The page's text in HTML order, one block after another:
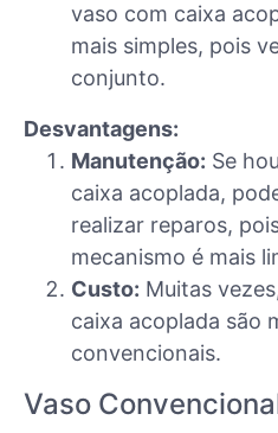
vaso com caixa
mais simples, pois
conjunto.
Desvantagens:
Manutenção: Se
caixa acoplada,
realizar reparos,
mecanismo é mais
Custo: Muitas
caixa acoplada são
convencionais.
Vaso